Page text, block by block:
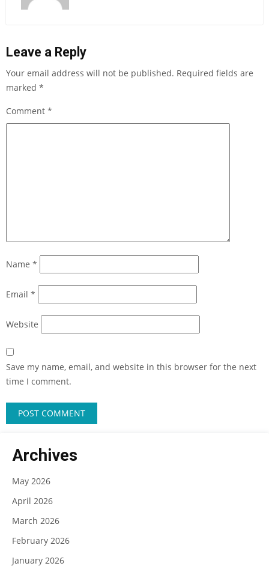
Leave a Reply
Your email address will not be published. Required fields are
marked *
Comment *
Name *
Email *
Website
Save my name, email, and website in this browser for the next
time I comment.
Archives
May 2026
April 2026
March 2026
February 2026
January 2026